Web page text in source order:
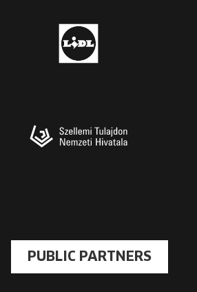
PUBLIC PARTNERS